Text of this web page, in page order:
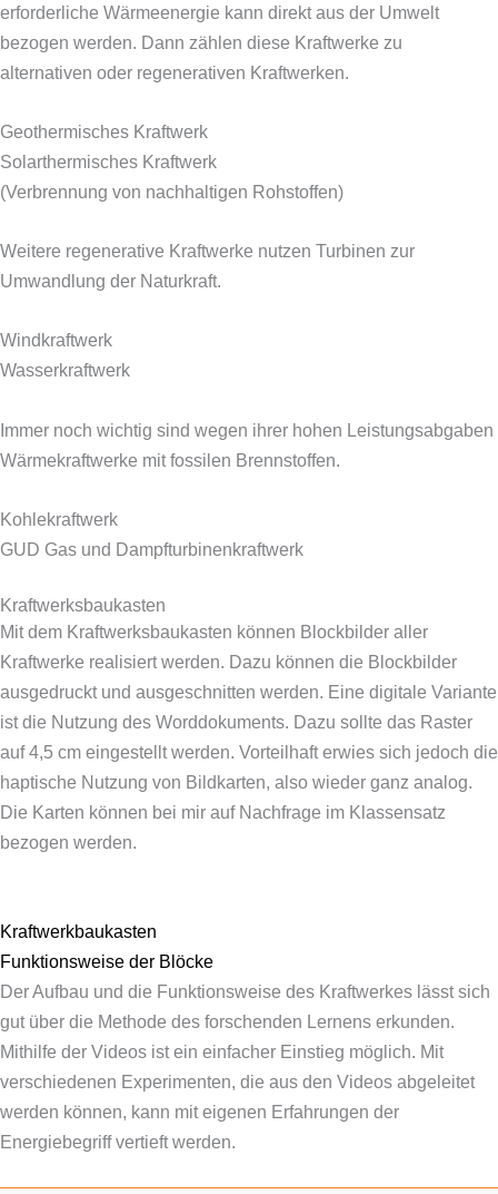
erforderliche Wärmeenergie kann direkt aus der Umwelt
bezogen werden. Dann zählen diese Kraftwerke zu
alternativen oder regenerativen Kraftwerken.
Geothermisches Kraftwerk
Solarthermisches Kraftwerk
(Verbrennung von nachhaltigen Rohstoffen)
Weitere regenerative Kraftwerke nutzen Turbinen zur
Umwandlung der Naturkraft.
Windkraftwerk
Wasserkraftwerk
Immer noch wichtig sind wegen ihrer hohen Leistungsabgaben
Wärmekraftwerke mit fossilen Brennstoffen.
Kohlekraftwerk
GUD Gas und Dampfturbinenkraftwerk
Kraftwerksbaukasten
Mit dem Kraftwerksbaukasten können Blockbilder aller
Kraftwerke realisiert werden. Dazu können die Blockbilder
ausgedruckt und ausgeschnitten werden. Eine digitale Variante
ist die Nutzung des Worddokuments. Dazu sollte das Raster
auf 4,5 cm eingestellt werden. Vorteilhaft erwies sich jedoch die
haptische Nutzung von Bildkarten, also wieder ganz analog.
Die Karten können bei mir auf Nachfrage im Klassensatz
bezogen werden.
Kraftwerkbaukasten
Funktionsweise der Blöcke
Der Aufbau und die Funktionsweise des Kraftwerkes lässt sich
gut über die Methode des forschenden Lernens erkunden.
Mithilfe der Videos ist ein einfacher Einstieg möglich. Mit
verschiedenen Experimenten, die aus den Videos abgeleitet
werden können, kann mit eigenen Erfahrungen der
Energiebegriff vertieft werden.